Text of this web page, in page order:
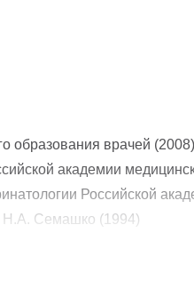
образования врачей
академии
Российской
Н.А. Семашко (1994)